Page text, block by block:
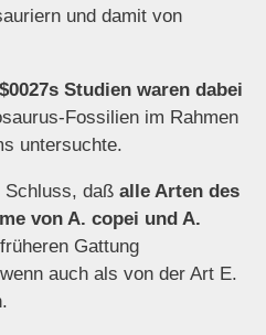
und damit von
Studien waren dabei
Fossilien im Rahmen
untersuchte.
Schluss, daß alle Arten des
von A. copei und A.
Gattung
auch als von der Art E.